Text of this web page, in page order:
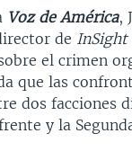
Voz de América,
de InSight
el crimen
que las
dos facciones
y la